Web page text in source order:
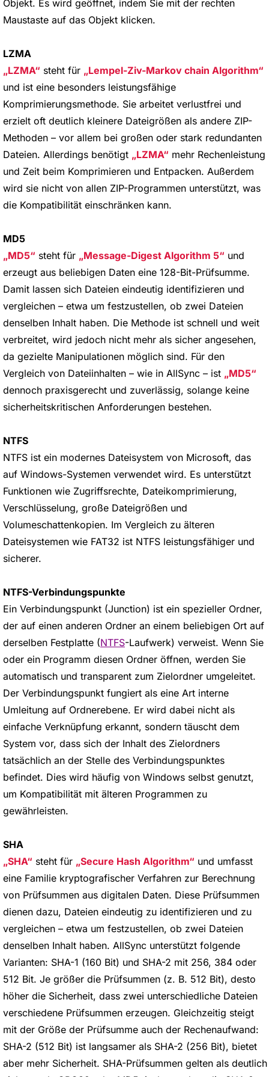
Objekt. Es wird geöffnet, indem Sie mit der rechten
Maustaste auf das Objekt klicken.
LZMA
LZMA
steht für
Lempel-Ziv-Markov chain Algorithm
und ist eine besonders leistungsfähige
Komprimierungsmethode. Sie arbeitet verlustfrei und
erzielt oft deutlich kleinere Dateigrößen als andere ZIP-
Methoden – vor allem bei großen oder stark redundanten
Dateien. Allerdings benötigt
LZMA
mehr Rechenleistung
und Zeit beim Komprimieren und Entpacken. Außerdem
wird sie nicht von allen ZIP-Programmen unterstützt, was
die Kompatibilität einschränken kann.
MD5
MD5
steht für Message-Digest Algorithm 5
und
erzeugt aus beliebigen Daten eine 128-Bit-Prüfsumme.
Damit lassen sich Dateien eindeutig identifizieren und
vergleichen – etwa um festzustellen, ob zwei Dateien
denselben Inhalt haben. Die Methode ist schnell und weit
verbreitet, wird jedoch nicht mehr als sicher angesehen,
da gezielte Manipulationen möglich sind. Für den
Vergleich von Dateiinhalten – wie in AllSync – ist
MD5
dennoch praxisgerecht und zuverlässig, solange keine
sicherheitskritischen Anforderungen bestehen.
NTFS
NTFS ist ein modernes Dateisystem von Microsoft, das
auf Windows-Systemen verwendet wird. Es unterstützt
Funktionen wie Zugriffsrechte, Dateikomprimierung,
Verschlüsselung, große Dateigrößen und
Volumeschattenkopien. Im Vergleich zu älteren
Dateisystemen wie FAT32 ist NTFS leistungsfähiger und
sicherer.
NTFS-Verbindungspunkte
Ein Verbindungspunkt (Junction) ist ein spezieller Ordner,
der auf einen anderen Ordner an einem beliebigen Ort auf
derselben Festplatte (NTFS-Laufwerk) verweist. Wenn Sie
oder ein Programm diesen Ordner öffnen, werden Sie
automatisch und transparent zum Zielordner umgeleitet.
Der Verbindungspunkt fungiert als eine Art interne
Umleitung auf Ordnerebene. Er wird dabei nicht als
einfache Verknüpfung erkannt, sondern täuscht dem
System vor, dass sich der Inhalt des Zielordners
tatsächlich an der Stelle des Verbindungspunktes
befindet. Dies wird häufig von Windows selbst genutzt,
um Kompatibilität mit älteren Programmen zu
gewährleisten.
SHA
SHA
steht für Secure Hash Algorithm
und umfasst
eine Familie kryptografischer Verfahren zur Berechnung
von Prüfsummen aus digitalen Daten. Diese Prüfsummen
dienen dazu, Dateien eindeutig zu identifizieren und zu
vergleichen – etwa um festzustellen, ob zwei Dateien
denselben Inhalt haben. AllSync unterstützt folgende
Varianten: SHA-1 (160 Bit) und SHA-2 mit 256, 384 oder
512 Bit. Je größer die Prüfsummen (z. B. 512 Bit), desto
höher die Sicherheit, dass zwei unterschiedliche Dateien
verschiedene Prüfsummen erzeugen. Gleichzeitig steigt
mit der Größe der Prüfsumme auch der Rechenaufwand:
SHA-2 (512 Bit) ist langsamer als SHA-2 (256 Bit), bietet
aber mehr Sicherheit. SHA-Prüfsummen gelten als deutlich